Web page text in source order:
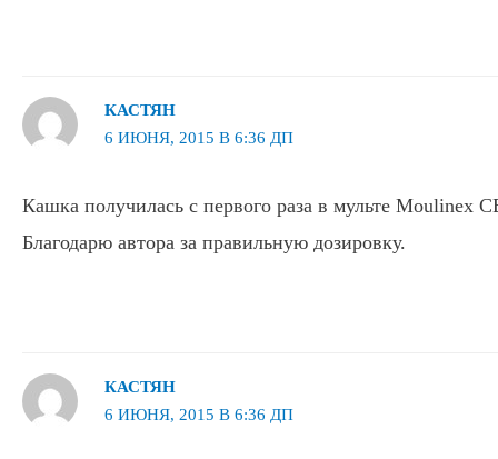
КАСТЯН
6 ИЮНЯ, 2015 В 6:36 ДП
Кашка получилась с первого раза в мульте Moulinex
Благодарю автора за правильную дозировку.
КАСТЯН
6 ИЮНЯ, 2015 В 6:36 ДП